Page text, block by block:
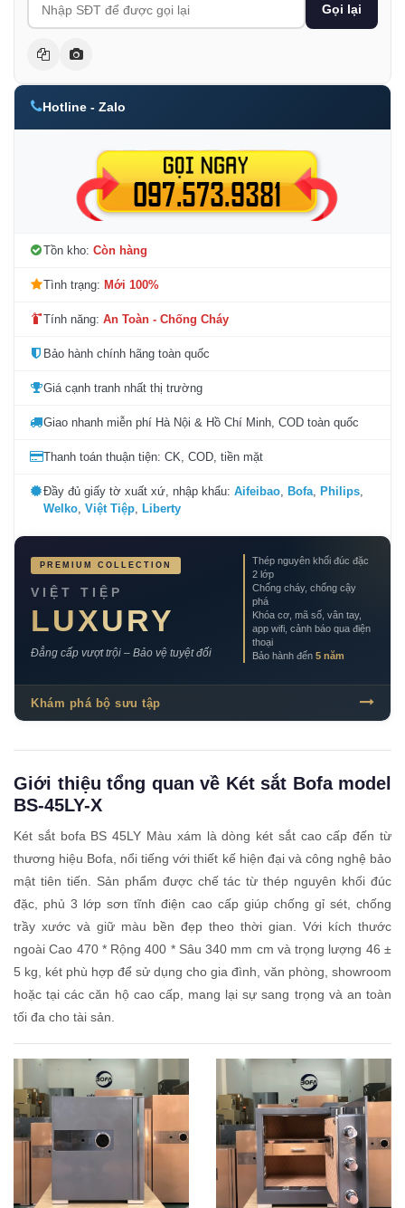
Gọi lại
Hotline - Zalo
Tồn kho: Còn hàng
Tình trạng: Mới 100%
Tính năng: An Toàn - Chống Cháy
Bảo hành chính hãng toàn quốc
Giá cạnh tranh nhất thị trường
Giao nhanh miễn phí Hà Nội & Hồ Chí Minh, COD toàn quốc
Thanh toán thuận tiện: CK, COD, tiền mặt
Đầy đủ giấy tờ xuất xứ, nhập khẩu: Aifeibao Bofa Philips
Welko Việt Tiệp Liberty
PREMIUM COLLECTION
VIỆT TIỆP
LUXURY
Đẳng cấp vượt trội – Bảo vệ tuyệt đối
Thép nguyên khối đúc đặc
2 lớp
Chống cháy, chống cậy
phá
Khóa cơ, mã số, vân tay,
app wifi, cảnh báo qua điện
thoại
Bảo hành đến 5 năm
Khám phá bộ sưu tập
Giới thiệu tổng quan về Két sắt Bofa model
BS-45LY-X
Két sắt bofa BS 45LY Màu xám là dòng két sắt cao cấp đến từ
thương hiệu Bofa, nổi tiếng với thiết kế hiện đại và công nghệ bảo
mật tiên tiến. Sản phẩm được chế tác từ thép nguyên khối đúc
đặc, phủ 3 lớp sơn tĩnh điện cao cấp giúp chống gỉ sét, chống
trầy xước và giữ màu bền đẹp theo thời gian. Với kích thước
ngoài Cao 470 * Rộng 400 * Sâu 340 mm cm và trọng lượng 46 ±
5 kg, két phù hợp để sử dụng cho gia đình, văn phòng, showroom
hoặc tại các căn hộ cao cấp, mang lại sự sang trọng và an toàn
tối đa cho tài sản.